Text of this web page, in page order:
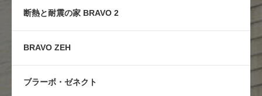
断熱と耐震の家 BRAVO 2
BRAVO ZEH
ブラーボ・ゼネクト